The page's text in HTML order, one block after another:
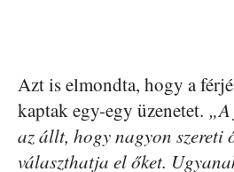
Azt is elmondta, hogy a
kaptak egy-egy üzenetet.
az állt, hogy nagyon szereti
választhatja el őket.